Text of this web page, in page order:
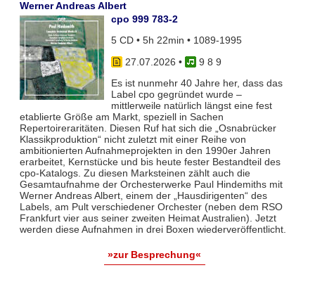
Werner Andreas Albert
cpo 999 783-2
5 CD • 5h 22min • 1089-1995
27.07.2026 •
9 8 9
Es ist nunmehr 40 Jahre her, dass das
Label cpo gegründet wurde –
mittlerweile natürlich längst eine fest
etablierte Größe am Markt, speziell in Sachen
Repertoireraritäten. Diesen Ruf hat sich die „Osnabrücker
Klassikproduktion“ nicht zuletzt mit einer Reihe von
ambitionierten Aufnahmeprojekten in den 1990er Jahren
erarbeitet, Kernstücke und bis heute fester Bestandteil des
cpo-Katalogs. Zu diesen Marksteinen zählt auch die
Gesamtaufnahme der Orchesterwerke Paul Hindemiths mit
Werner Andreas Albert, einem der „Hausdirigenten“ des
Labels, am Pult verschiedener Orchester (neben dem RSO
Frankfurt vier aus seiner zweiten Heimat Australien). Jetzt
werden diese Aufnahmen in drei Boxen wiederveröffentlicht.
»zur Besprechung«